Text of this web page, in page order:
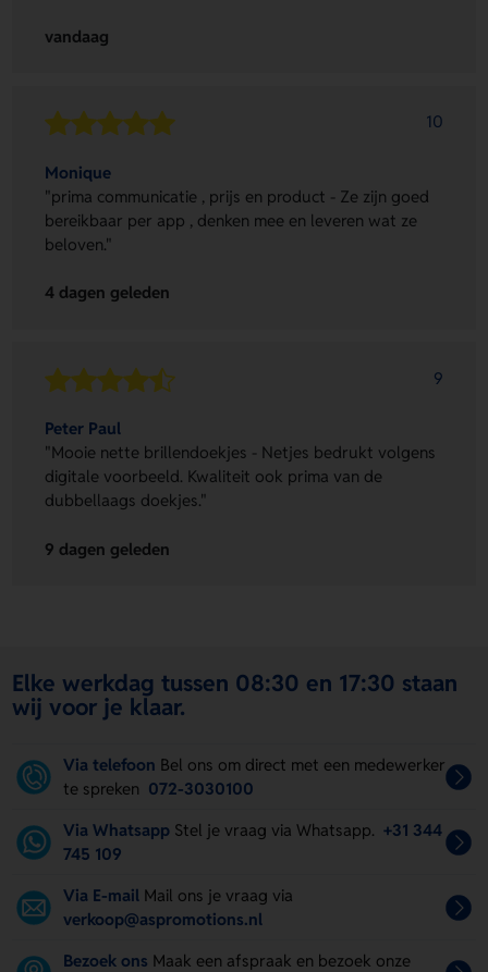
vandaag
10
Monique
"prima communicatie , prijs en product - Ze zijn goed
bereikbaar per app , denken mee en leveren wat ze
beloven."
4 dagen geleden
9
Peter Paul
"Mooie nette brillendoekjes - Netjes bedrukt volgens
digitale voorbeeld. Kwaliteit ook prima van de
dubbellaags doekjes."
9 dagen geleden
Elke werkdag tussen 08:30 en 17:30 staan
wij voor je klaar.
Via telefoon Bel ons om direct met een medewerker
te spreken 072-3030100
Via Whatsapp Stel je vraag via Whatsapp. +31 344
745 109
Via E-mail Mail ons je vraag via
verkoop@aspromotions.nl
Bezoek ons Maak een afspraak en bezoek onze